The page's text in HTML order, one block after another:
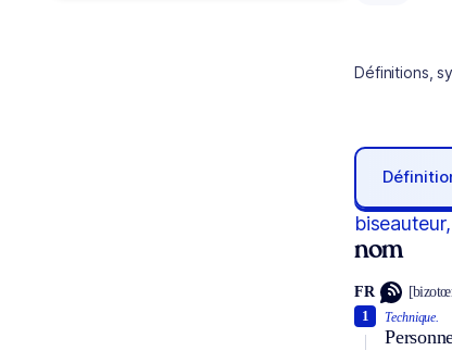
Définitions,
nom
FR
Technique.
1